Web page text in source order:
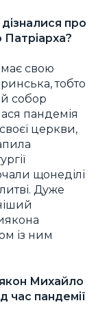
про
свою
тобто
собор
пандемія
церкви,
щонеділі
Дуже
із ним
Михайло
час пандемії